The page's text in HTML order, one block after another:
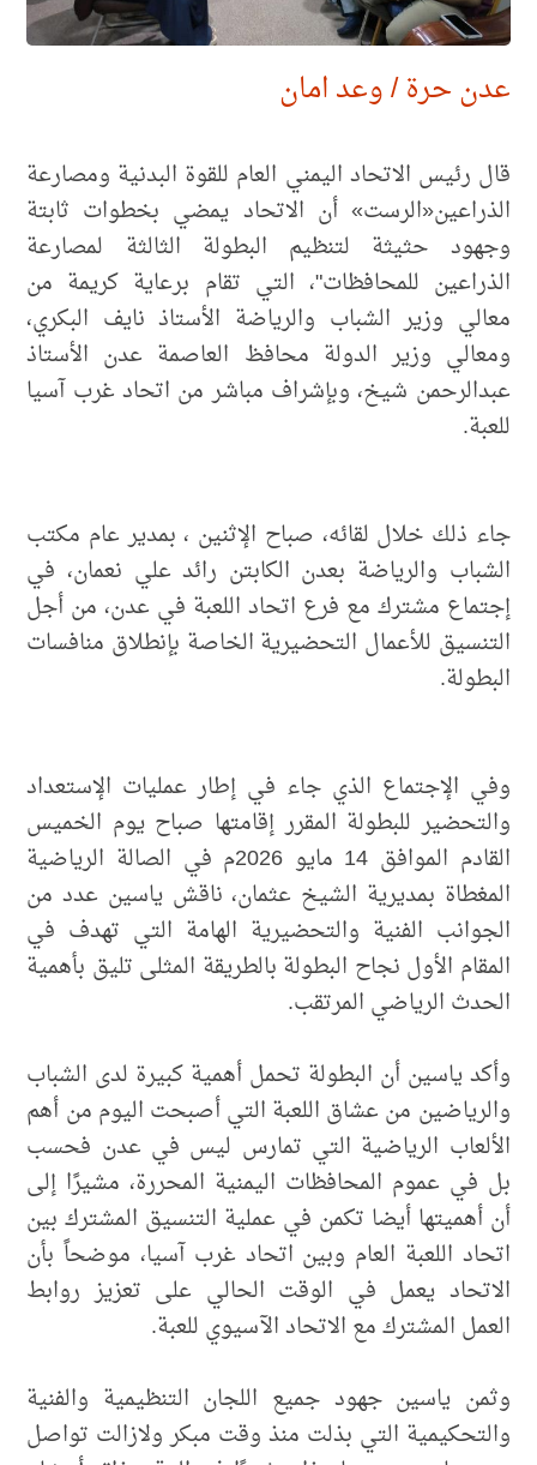
عدن حرة / وعد امان
قال رئيس الاتحاد اليمني العام للقوة البدنية ومصارعة
الذراعين«الرست» أن الاتحاد يمضي بخطوات ثابتة
وجهود حثيثة لتنظيم البطولة الثالثة لمصارعة
الذراعين للمحافظات"، التي تقام برعاية كريمة من
معالي وزير الشباب والرياضة الأستاذ نايف البكري،
ومعالي وزير الدولة محافظ العاصمة عدن الأستاذ
عبدالرحمن شيخ، وبإشراف مباشر من اتحاد غرب آسيا
للعبة.
جاء ذلك خلال لقائه، صباح الإثنين ، بمدير عام مكتب
الشباب والرياضة بعدن الكابتن رائد علي نعمان، في
إجتماع مشترك مع فرع اتحاد اللعبة في عدن، من أجل
التنسيق للأعمال التحضيرية الخاصة بإنطلاق منافسات
البطولة.
وفي الإجتماع الذي جاء في إطار عمليات الإستعداد
والتحضير للبطولة المقرر إقامتها صباح يوم الخميس
القادم الموافق 14 مايو 2026م في الصالة الرياضية
المغطاة بمديرية الشيخ عثمان، ناقش ياسين عدد من
الجوانب الفنية والتحضيرية الهامة التي تهدف في
المقام الأول نجاح البطولة بالطريقة المثلى تليق بأهمية
الحدث الرياضي المرتقب.
وأكد ياسين أن البطولة تحمل أهمية كبيرة لدى الشباب
والرياضين من عشاق اللعبة التي أصبحت اليوم من أهم
الألعاب الرياضية التي تمارس ليس في عدن فحسب
بل في عموم المحافظات اليمنية المحررة، مشيرًا إلى
أن أهميتها أيضا تكمن في عملية التنسيق المشترك بين
اتحاد اللعبة العام وبين اتحاد غرب آسيا، موضحاً بأن
الاتحاد يعمل في الوقت الحالي على تعزيز روابط
العمل المشترك مع الاتحاد الآسيوي للعبة.
وثمن ياسين جهود جميع اللجان التنظيمية والفنية
والتحكيمية التي بذلت منذ وقت مبكر ولازالت تواصل